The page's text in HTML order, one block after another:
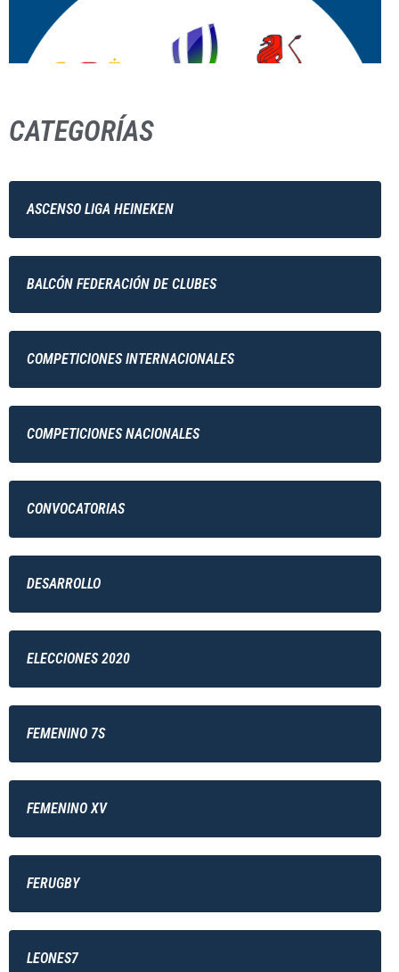
CATEGORÍAS
ASCENSO LIGA HEINEKEN
BALCÓN FEDERACIÓN DE CLUBES
COMPETICIONES INTERNACIONALES
COMPETICIONES NACIONALES
CONVOCATORIAS
DESARROLLO
ELECCIONES 2020
FEMENINO 7S
FEMENINO XV
FERUGBY
LEONES7